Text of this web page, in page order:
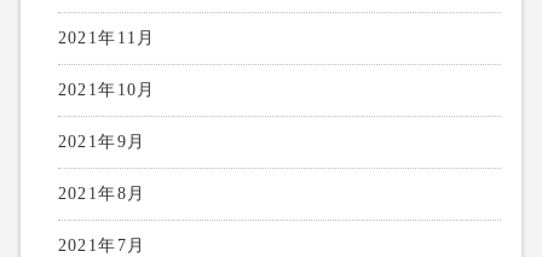
2021年11月
2021年10月
2021年9月
2021年8月
2021年7月